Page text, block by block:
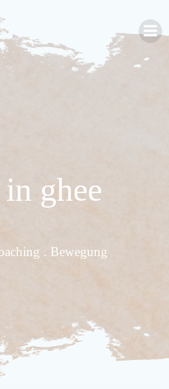
springen
ghee
. Bewegung